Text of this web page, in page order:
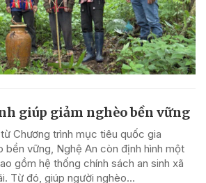
giúp giảm nghèo bền vững
Chương trình mục tiêu quốc gia
bền vững, Nghệ An còn định hình một
gồm hệ thống chính sách an sinh xã
Từ đó, giúp người nghèo...